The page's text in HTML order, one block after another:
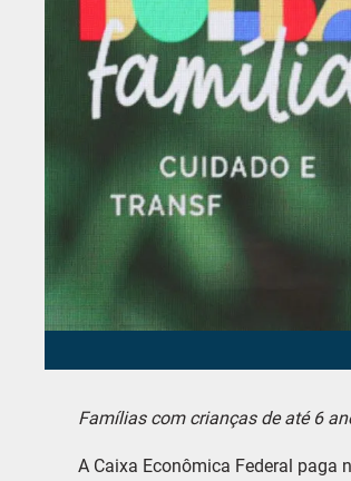
Famílias com crianças de até 6
A Caixa Econômica Federal paga